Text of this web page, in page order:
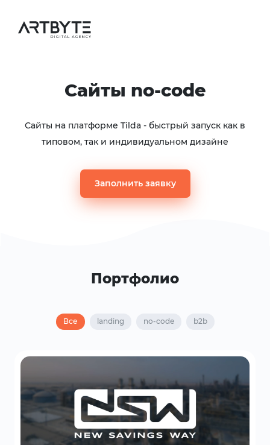
Cайты no-code
Сайты на платформе Tilda - быстрый запуск как в
типовом, так и индивидуальном дизайне
Заполнить заявку
Портфолио
Все landing no-code b2b